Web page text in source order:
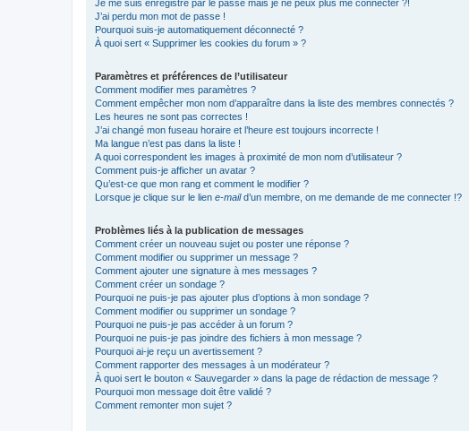
Je me suis enregistré par le passé mais je ne peux plus me connecter ?!
J’ai perdu mon mot de passe !
Pourquoi suis-je automatiquement déconnecté ?
À quoi sert « Supprimer les cookies du forum » ?
Paramètres et préférences de l’utilisateur
Comment modifier mes paramètres ?
Comment empêcher mon nom d’apparaître dans la liste des membres connectés ?
Les heures ne sont pas correctes !
J’ai changé mon fuseau horaire et l’heure est toujours incorrecte !
Ma langue n’est pas dans la liste !
A quoi correspondent les images à proximité de mon nom d’utilisateur ?
Comment puis-je afficher un avatar ?
Qu’est-ce que mon rang et comment le modifier ?
Lorsque je clique sur le lien e-maild’un membre, on me demande de me connecter !?
Problèmes liés à la publication de messages
Comment créer un nouveau sujet ou poster une réponse ?
Comment modifier ou supprimer un message ?
Comment ajouter une signature à mes messages ?
Comment créer un sondage ?
Pourquoi ne puis-je pas ajouter plus d’options à mon sondage ?
Comment modifier ou supprimer un sondage ?
Pourquoi ne puis-je pas accéder à un forum ?
Pourquoi ne puis-je pas joindre des fichiers à mon message ?
Pourquoi ai-je reçu un avertissement ?
Comment rapporter des messages à un modérateur ?
À quoi sert le bouton « Sauvegarder » dans la page de rédaction de message ?
Pourquoi mon message doit être validé ?
Comment remonter mon sujet ?